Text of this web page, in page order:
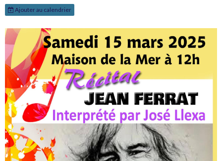
Ajouter au calendrier